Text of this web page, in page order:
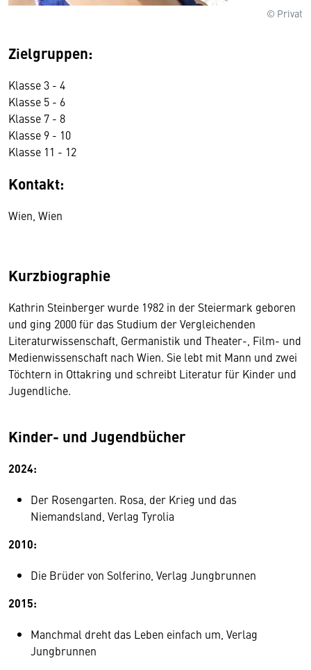
© Privat
Zielgruppen:
Klasse 3 - 4
Klasse 5 - 6
Klasse 7 - 8
Klasse 9 - 10
Klasse 11 - 12
Kontakt:
Wien, Wien
Kurzbiographie
Kathrin Steinberger wurde 1982 in der Steiermark geboren
und ging 2000 für das Studium der Vergleichenden
Literaturwissenschaft, Germanistik und Theater-, Film- und
Medienwissenschaft nach Wien. Sie lebt mit Mann und zwei
Töchtern in Ottakring und schreibt Literatur für Kinder und
Jugendliche.
Kinder- und Jugendbücher
2024:
Der Rosengarten. Rosa, der Krieg und das
Niemandsland, Verlag Tyrolia
2010:
Die Brüder von Solferino, Verlag Jungbrunnen
2015:
Manchmal dreht das Leben einfach um, Verlag
Jungbrunnen